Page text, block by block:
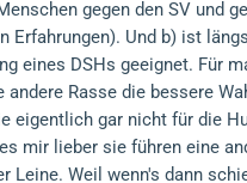
gegen den SV und
Erfahrungen). Und b) ist
eines DSHs geeignet. Für
Rasse die bessere
eigentlich gar nicht für die
mir lieber sie führen eine
Leine. Weil wenn's dann